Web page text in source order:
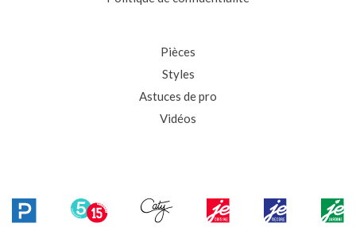
Pièces
Styles
Astuces de pro
Vidéos